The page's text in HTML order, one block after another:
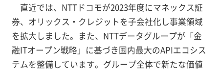
直近では、NTTドコモが2023年度にマネックス証
券、オリックス・クレジットを子会社化し事業領域
を拡大しました。また、NTTデータグループが「金
融ITオープン戦略」に基づき国内最大のAPIエコシス
テムを整備しています。グループ全体で新たな価値